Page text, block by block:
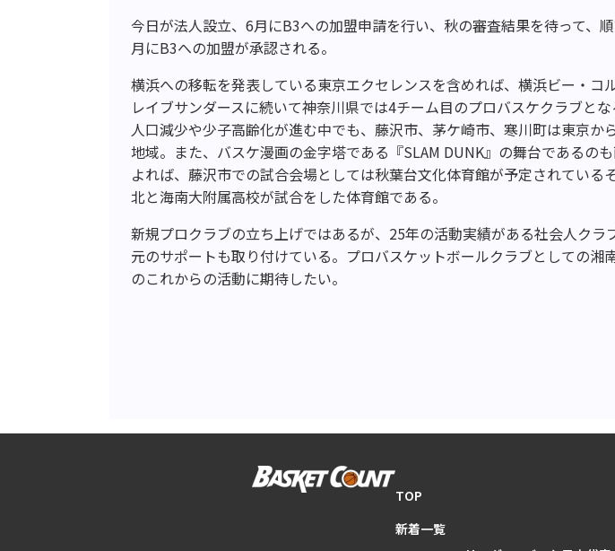
今日が法人設立、6月にB3への加盟申請を行い、秋の審査結果を待って、
月にB3への加盟が承認される。
横浜への移転を発表している東京エクセレンスを含めれば、横浜ビー・コ
レイブサンダースに続いて神奈川県では4チーム目のプロバスケクラブと
人口減少や少子高齢化が進む中でも、藤沢市、茅ケ崎市、寒川町は東京か
地域。また、バスケ漫画の金字塔である『SLAM DUNK』の舞台であるの
よれば、藤沢市での試合会場としては秋葉台文化体育館が予定されている
北と海南大附属高校が試合をした体育館である。
新規プロクラブの立ち上げではあるが、25年の活動実績がある社会人クラ
元のサポートも取り付けている。プロバスケットボールクラブとしての湘
のこれからの活動に期待したい。
TOP
新着一覧